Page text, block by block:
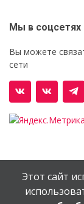
Мы в соцсетях
Вы можете
сети
© Орехово-
Этот сайт